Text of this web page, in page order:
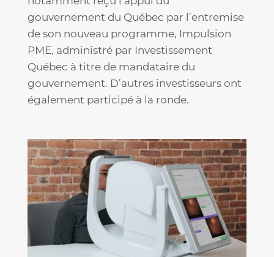
gouvernement du Québec par l’entremise
de son nouveau programme, Impulsion
PME, administré par Investissement
Québec à titre de mandataire du
gouvernement. D’autres investisseurs ont
également participé à la ronde.